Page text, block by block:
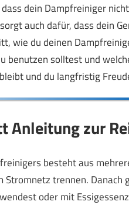
dein Dampfreiniger
auch dafür, dass dein
wie du deinen
benutzen solltest und
und du langfristig
Anleitung zur
besteht aus
trennen.
oder mit